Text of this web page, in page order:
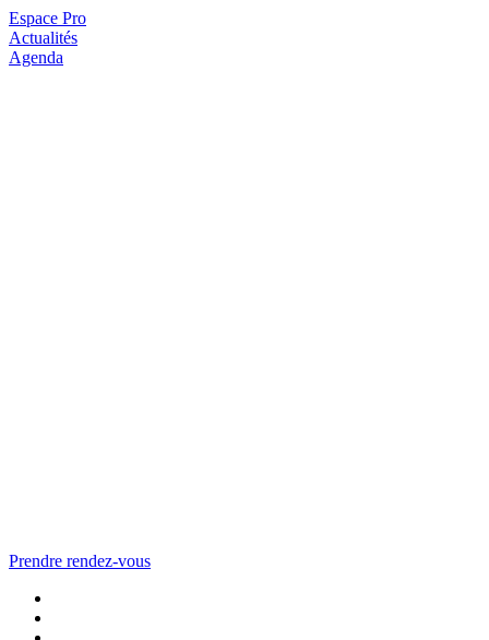
Espace Pro
Actualités
Agenda
Prendre rendez-vous